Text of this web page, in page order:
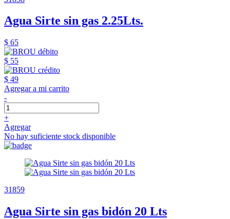
Agua Sirte sin gas 2.25Lts.
$ 65
$ 55
$ 49
Agregar a mi carrito
-
+
Agregar
No hay suficiente stock disponible
31859
Agua Sirte sin gas bidón 20 Lts